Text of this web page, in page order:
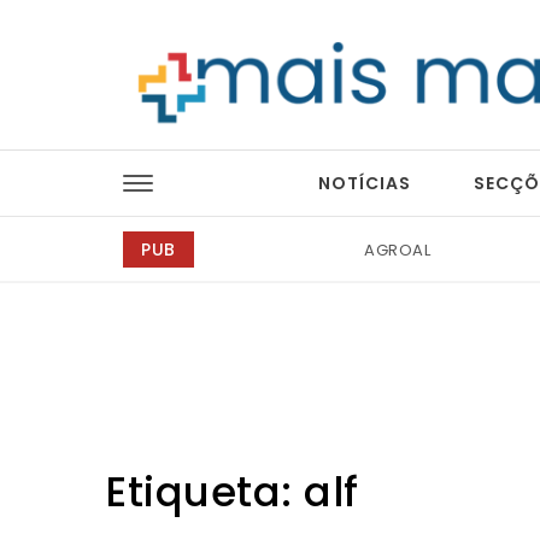
NOTÍCIAS
PUB Tintas 2000
Etiqueta: alf